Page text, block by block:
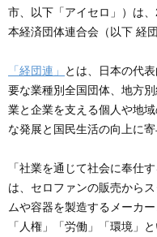
市、以下「アイセロ」）は
本経済団体連合会（以下 経
「経団連」
とは、日本の代
要な業種別全国団体、地方
業と企業を支える個人や地
な発展と国民生活の向上に
「社業を通じて社会に奉仕
は、セロファンの販売から
ムや容器を製造するメーカ
「人権」「労働」「環境」